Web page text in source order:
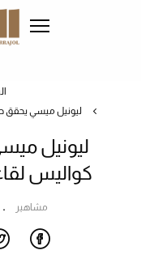
ليونيل ميسي يحقق
ليونيل
كواليس
مشاهير